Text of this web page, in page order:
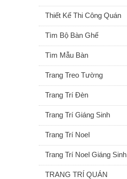
Thiết Kế Thi Công Quán
Tìm Bộ Bàn Ghế
Tìm Mẫu Bàn
Trang Treo Tường
Trang Trí Đèn
Trang Trí Giáng Sinh
Trang Trí Noel
Trang Trí Noel Giáng Sinh
TRANG TRÍ QUÁN